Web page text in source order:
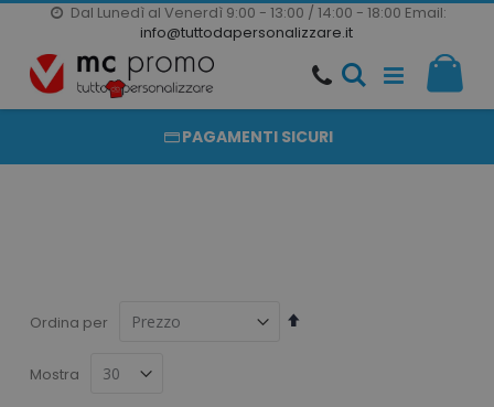
Dal Lunedì al Venerdì 9:00 - 13:00 / 14:00 - 18:00 Email:
info@tuttodapersonalizzare.it
Salta
al
contenuto
20000 PRODOTTI
PRODOTTI COMPLETAMENTE PERSONALIZZABILI
PAGAMENTI SICURI
Ordina per
Mostra